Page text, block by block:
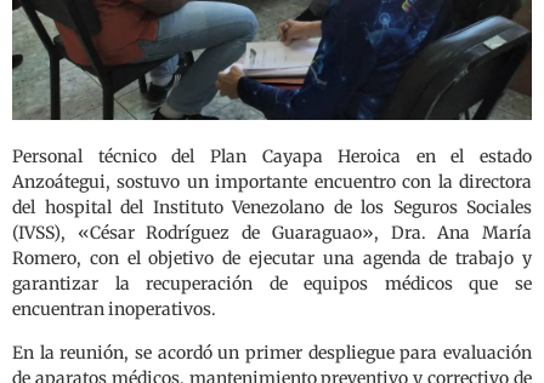
Personal técnico del Plan Cayapa Heroica en el estado
Anzoátegui, sostuvo un importante encuentro con la directora
del hospital del Instituto Venezolano de los Seguros Sociales
(IVSS), «César Rodríguez de Guaraguao», Dra. Ana María
Romero, con el objetivo de ejecutar una agenda de trabajo y
garantizar la recuperación de equipos médicos que se
encuentran inoperativos.
En la reunión, se acordó un primer despliegue para evaluación
de aparatos médicos, mantenimiento preventivo y correctivo de